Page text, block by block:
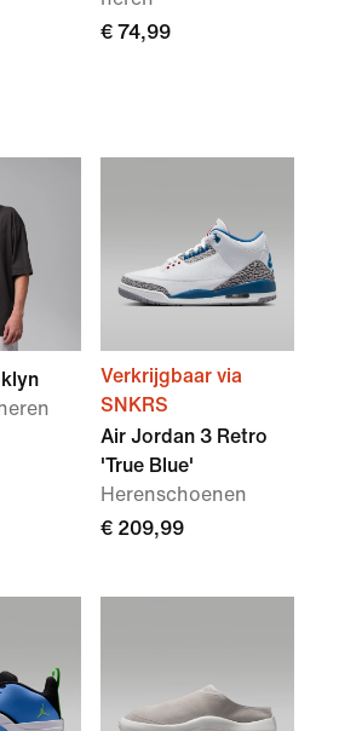
€ 74,99
Verkrijgbaar via
SNKRS
Air Jordan 3 Retro
'True Blue'
Herenschoenen
€ 209,99